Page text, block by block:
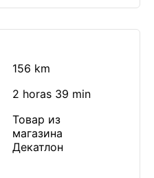
156 km
2 horas 39 min
Товар из
магазина
Декатлон